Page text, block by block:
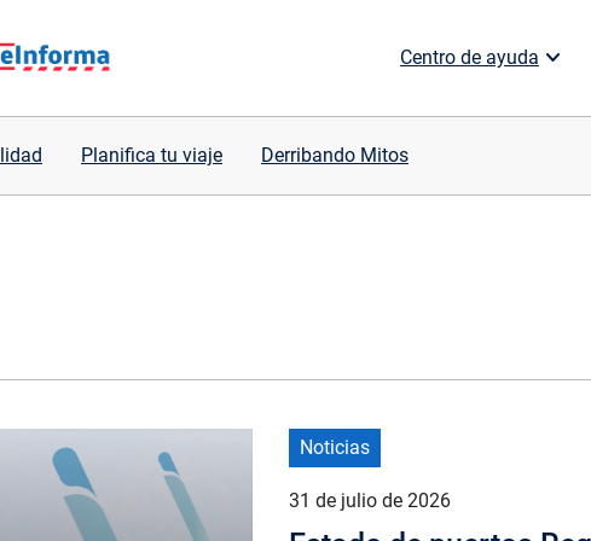
Centro de ayuda
Planifica tu viaje Derribando Mitos
Noticias
31 de julio de 2026